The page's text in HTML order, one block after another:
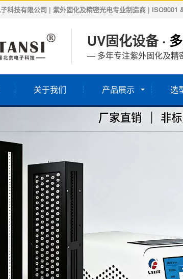
科技有限公司 | 紫外固化及精密光电专业制造商 | ISO9001
UV固化设备 ·
— 多年专注紫外固化及
关于我们 产品展示 选